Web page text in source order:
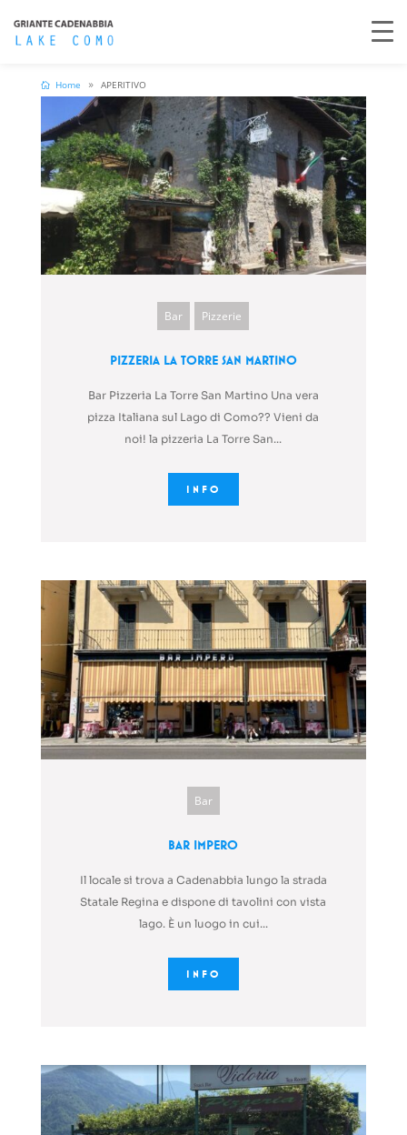
Home APERITIVO
Bar Pizzerie
Pizzeria La Torre San Martino
Bar Pizzeria La Torre San Martino Una vera
pizza Italiana sul Lago di Como?? Vieni da
noi! la pizzeria La Torre San...
INFO
Bar
Bar Impero
Il locale si trova a Cadenabbia lungo la strada
Statale Regina e dispone di tavolini con vista
lago. È un luogo in cui...
INFO